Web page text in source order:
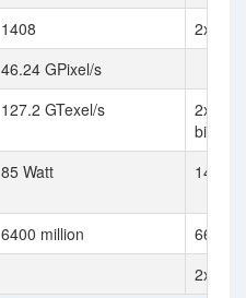
1408
2x 320
46.24 GPixel/s
127.2 GTexel/s
2x
billion
85 Watt 140
6400 million
666
2x